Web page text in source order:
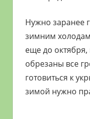
урожая.
Нужно заранее
зимним
еще до
обрезаны все
готовиться к
зимой нужно